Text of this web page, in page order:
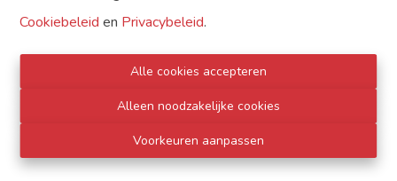
Cookiebeleid en Privacybeleid.
Alle cookies accepteren
Alleen noodzakelijke cookies
Voorkeuren aanpassen
Aantal externe parkeerplaatsen
Bewoonbare oppervlakte
782 m²